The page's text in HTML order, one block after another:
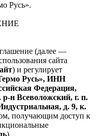
Русь».
(далее —
сайта
) и регулирует
Русь», ИНН
Федерация,
р-н Всеволожский, г. п.
д. 9, к.
получающим доступ к
).